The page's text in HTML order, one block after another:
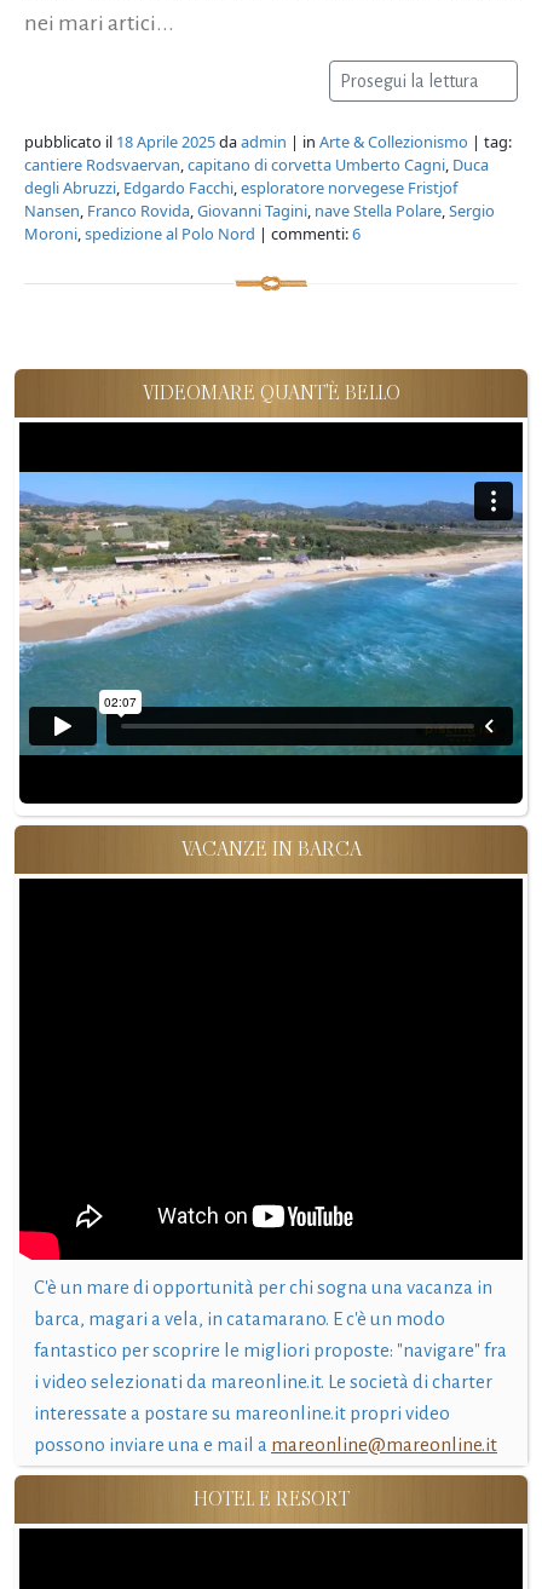
nei mari artici...
Prosegui la lettura
pubblicato il 18 Aprile 2025daadmin | in Arte & Collezionismo | tag:
cantiere Rodsvaervan,capitano di corvetta Umberto Cagni, Duca
degli Abruzzi, Edgardo Facchi,esploratore norvegese Fristjof
Nansen, Franco Rovida,Giovanni Tagini, nave Stella Polare,Sergio
Moroni,spedizione al Polo Nord | commenti:6
VIDEOMARE QUANT'È BELLO
VACANZE IN BARCA
C'è un mare di opportunità per chi sogna una vacanza in
barca, magari a vela, in catamarano. E c'è un modo
fantastico per scoprire le migliori proposte: "navigare" fra
i video selezionati da mareonline.it. Le società di charter
interessate a postare su mareonline.it propri video
possono inviare una e mail a mareonline@mareonline.it
HOTEL E RESORT